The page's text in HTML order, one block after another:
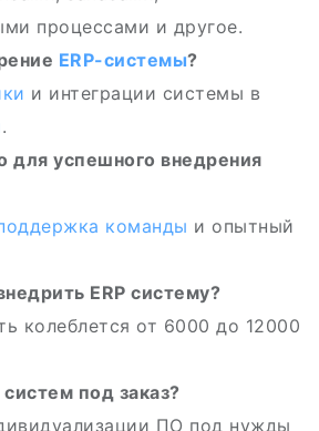
процессами и другое.
ERP-системы?
и интеграции системы в
.
для успешного внедрения
команды и опытный
ERP систему?
колеблется от 6000 до 12000
систем под заказ?
ПО под нужды